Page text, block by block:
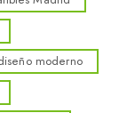
moderno